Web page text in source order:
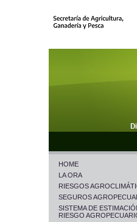
HOME
LA ORA
RIESGOS
SEGUROS
SISTEMA DE
RIESGO